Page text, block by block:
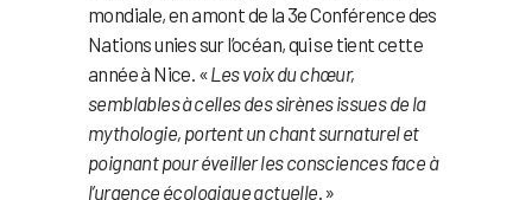
mondiale, en amont de la 3e Conférence des
Nations unies sur l’océan, qui se tient cette
année à Nice. «Les voix du chœur,
semblables à celles des sirènes issues de la
mythologie, portent un chant surnaturel et
poignant pour éveiller les consciences face à
l’urgence écologique actuelle . »